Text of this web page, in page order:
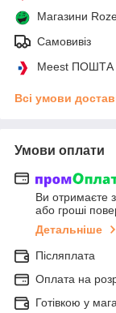
Магазини
Самовивіз
Meest ПОШТА
Всі умови
Умови оплати
Ви отримаєте
або гроші
Детальніше
Післяплата
Оплата на
Готівкою у